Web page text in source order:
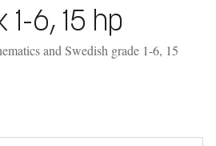
6, 15 hp
and Swedish grade 1-6, 15